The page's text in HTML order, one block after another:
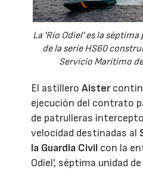
La 'Río Odiel' es la
de la serie HS60
Servicio Marítimo
El astilleroAister
ejecución del contrato
de patrulleras
velocidad destinadas al
la Guardia Civil con la
Odiel', séptima unidad